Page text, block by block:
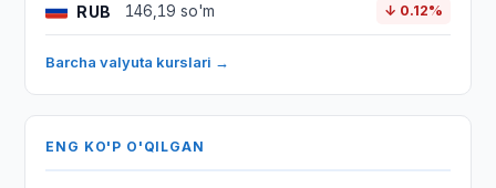
RUB 146,19 so'm ↓ 0.12%
Barcha valyuta kurslari →
ENG KO'P O'QILGAN